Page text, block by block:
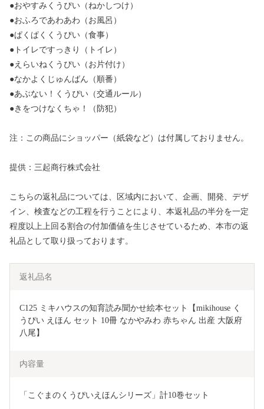
●おやすみくうぴい（ねかしつけ）
●おふろであわあわ（お風呂）
●ぱくぱくくうぴい（食事）
●トイレですっきり（トイレ）
●えらいねくうぴい（お片付け）
●なかよくじゅんばん（順番）
●あぶない！くうぴい（交通ルール）
●きをつけなくちゃ！（防犯）
注：この商品にショッパー（紙袋など）は付属しておりません。
提供：三起商行株式会社
こちらの返礼品については、区域内において、企画、開発、デザ
イン、検査などの工程を行うことにより、本返礼品の半分を一定
程度以上上回る割合の付加価値を生じさせているため、本市の返
礼品として取り扱っております。
返礼品名
C125 ミキハウスの知育読み聞かせ絵本セット【mikihouse く
うぴい えほん セット 10冊 なかやみわ 赤ちゃん 出産 大阪府
八尾】
内容量
「こぐまのくうぴいえほんシリーズ」計10巻セット